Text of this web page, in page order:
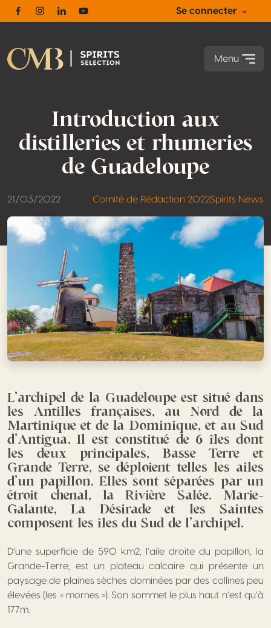
FacebookInstagram
LinkedinYoutube
Se connecter
Menu
Introduction aux
distilleries et rhumeries
de Guadeloupe
21/03/2022 Comité de Rédaction 2022Spirits News
L’archipel de la Guadeloupe est situé dans
les Antilles françaises, au Nord de la
Martinique et de la Dominique, et au Sud
d’Antigua. Il est constitué de 6 îles dont
les deux principales, Basse Terre et
Grande Terre, se déploient telles les ailes
d’un papillon. Elles sont séparées par un
étroit chenal, la Rivière Salée. Marie-
Galante, La Désirade et les Saintes
composent les îles du Sud de l’archipel.
D’une superficie de 590 km2, l’aile droite du papillon, la
Grande-Terre, est un plateau calcaire qui présente un
paysage de plaines sèches dominées par des collines peu
élevées (les « mornes »). Son sommet le plus haut n’est qu’à
177m.